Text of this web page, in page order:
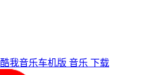
酷我音乐车机版 音乐 下载